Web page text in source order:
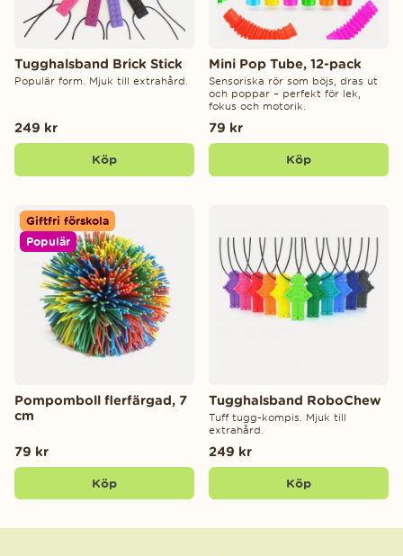
Tugghalsband Brick Stick
Populär form. Mjuk till extrahård.
249 kr
Köp
Mini Pop Tube, 12-pack
Sensoriska rör som böjs, dras ut
och poppar – perfekt för lek,
fokus och motorik.
79 kr
Köp
Giftfri förskola
Populär
Pompomboll flerfärgad, 7
cm
79 kr
Köp
Tugghalsband RoboChew
Tuff tugg-kompis. Mjuk till
extrahård.
249 kr
Köp